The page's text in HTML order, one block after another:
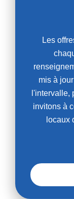
Les
mis à
l'intervalle,
invitons à
locaux